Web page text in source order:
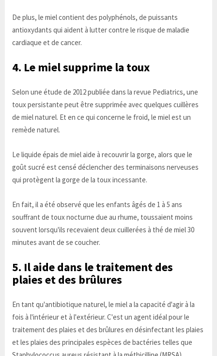
De plus, le miel contient des polyphénols, de puissants
antioxydants qui aident à lutter contre le risque de maladie
cardiaque et de cancer.
4. Le miel supprime la toux
Selon une étude de 2012 publiée dans la revue Pediatrics, une
toux persistante peut être supprimée avec quelques cuillères
de miel naturel. Et en ce qui concerne le froid, le miel est un
remède naturel.
Le liquide épais de miel aide à recouvrir la gorge, alors que le
goût sucré est censé déclencher des terminaisons nerveuses
qui protègent la gorge de la toux incessante.
En fait, il a été observé que les enfants âgés de 1 à 5 ans
souffrant de toux nocturne due au rhume, toussaient moins
souvent lorsqu'ils recevaient deux cuillerées à thé de miel 30
minutes avant de se coucher.
5. Il aide dans le traitement des
plaies et des brûlures
En tant qu'antibiotique naturel, le miel a la capacité d'agir à la
fois à l'intérieur et à l'extérieur. C'est un agent idéal pour le
traitement des plaies et des brûlures en désinfectant les plaies
et les plaies des principales espèces de bactéries telles que